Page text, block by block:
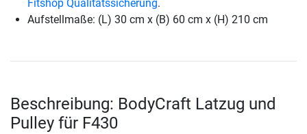
Fitshop Qualitätssicherung.
Aufstellmaße: (L) 30 cm x (B) 60 cm x (H) 210 cm
Beschreibung: BodyCraft Latzug und
Pulley für F430